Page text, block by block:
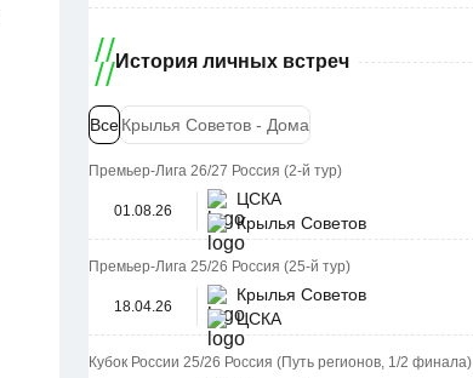
История личных встреч
ВсеКрылья Советов - Дома
Премьер-Лига 26/27 Россия (2-й тур)
01.08.26
ЦСКА
Крылья Советов
Премьер-Лига 25/26 Россия (25-й тур)
18.04.26
Крылья Советов
ЦСКА
Кубок России 25/26 Россия (Путь регионов, 1/2 финала)